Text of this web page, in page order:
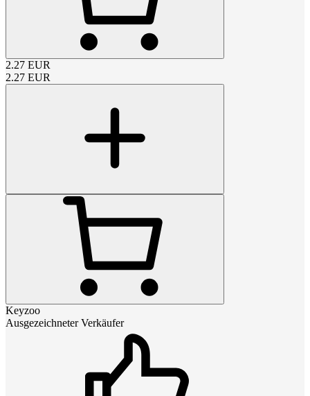
2.27 EUR
2.27 EUR
Keyzoo
Ausgezeichneter Verkäufer